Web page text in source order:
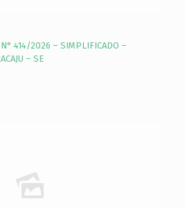
414/2026 – SIMPLIFICADO –
– SE